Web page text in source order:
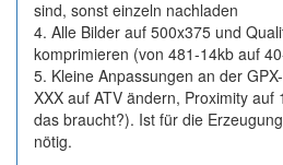
sind, sonst einzeln nachladen
4. Alle Bilder auf 500x375 und
komprimieren (von 481-14kb auf
5. Kleine Anpassungen an der
XXX auf ATV ändern, Proximity
das braucht?). Ist für die
nötig.